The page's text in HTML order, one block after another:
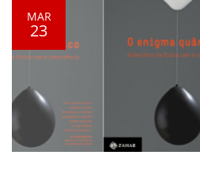
MAR
23